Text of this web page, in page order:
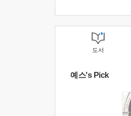
도서
예스's Pick